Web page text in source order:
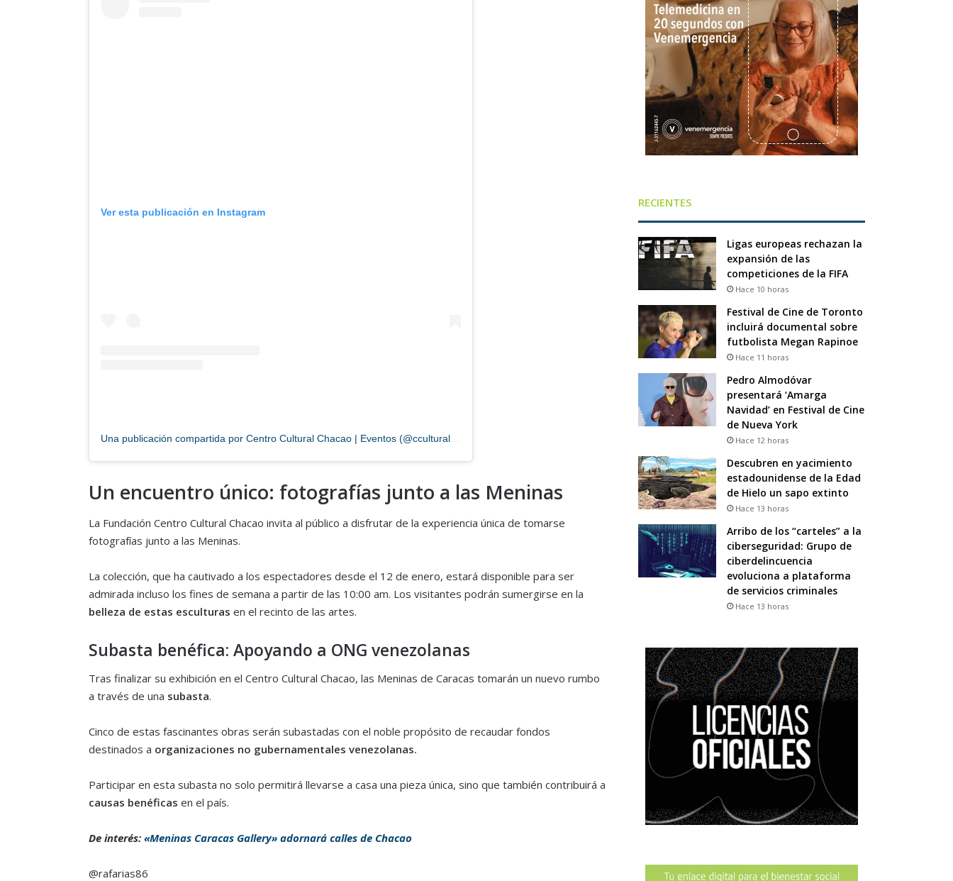
Ver esta publicación en Instagram
Una publicación compartida por Centro Cultural Chacao | Eventos (@cculturalchacao)
Un encuentro único: fotografías junto a las Meninas
La Fundación Centro Cultural Chacao invita al público a disfrutar de la experiencia única de tomarse
fotografías junto a las Meninas.
La colección, que ha cautivado a los espectadores desde el 12 de enero, estará disponible para ser
admirada incluso los fines de semana a partir de las 10:00 am. Los visitantes podrán sumergirse en la
belleza de estas esculturas en el recinto de las artes.
Subasta benéfica: Apoyando a ONG venezolanas
Tras finalizar su exhibición en el Centro Cultural Chacao, las Meninas de Caracas tomarán un nuevo rumbo
a través de una subasta.
Cinco de estas fascinantes obras serán subastadas con el noble propósito de recaudar fondos
destinados a organizaciones no gubernamentales venezolanas.
Participar en esta subasta no solo permitirá llevarse a casa una pieza única, sino que también contribuirá a
causas benéficas en el país.
De interés: «Meninas Caracas Gallery» adornará calles de Chacao
@rafarias86
RECIENTES
Ligas europeas rechazan la
expansión de las
competiciones de la FIFA
Hace 10 horas
Festival de Cine de Toronto
incluirá documental sobre
futbolista Megan Rapinoe
Hace 11 horas
Pedro Almodóvar
presentará ‘Amarga
Navidad’ en Festival de Cine
de Nueva York
Hace 12 horas
Descubren en yacimiento
estadounidense de la Edad
de Hielo un sapo extinto
Hace 13 horas
Arribo de los “carteles” a la
ciberseguridad: Grupo de
ciberdelincuencia
evoluciona a plataforma
de servicios criminales
Hace 13 horas